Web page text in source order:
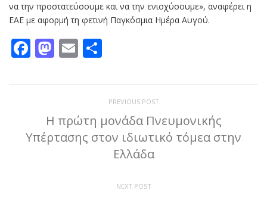
να την προστατεύσουμε και να την ενισχύσουμε», αναφέρει η
ΕΑΕ με αφορμή τη φετινή Παγκόσμια Ημέρα Αυγού.
Facebook
Mastodon
Email
PREVIOUS POST
Η πρώτη μονάδα Πνευμονικής
Υπέρτασης στον ιδιωτικό τόμεα στην
Ελλάδα
NEXT POST